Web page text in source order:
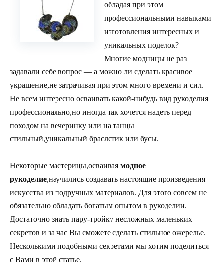
обладая при этом
профессиональными навыками
изготовления интересных и
уникальных поделок?
Многие модницы не раз
задавали себе вопрос — а можно ли сделать красивое
украшение,не затрачивая при этом много времени и сил.
Не всем интересно осваивать какой-нибудь вид рукоделия
профессионально,но иногда так хочется надеть перед
походом на вечеринку или на танцы
стильный,уникальный браслетик или бусы.
Некоторые мастерицы,осваивая модное
рукоделие,научились создавать настоящие произведения
искусства из подручных материалов. Для этого совсем не
обязательно обладать богатым опытом в рукоделии.
Достаточно знать пару-тройку несложных маленьких
секретов и за час Вы сможете сделать стильное ожерелье.
Несколькими подобными секретами мы хотим поделиться
с Вами в этой статье.